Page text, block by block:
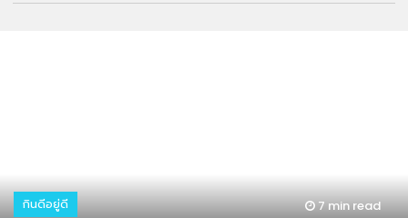
กินดีอยู่ดี 7 minread